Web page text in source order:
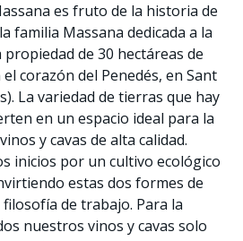
es fruto de la historia de
familia Massana dedicada a la
de 30 hectáreas de
corazón del Penedés, en Sant
La variedad de tierras que hay
en un espacio ideal para la
y cavas de alta calidad.
inicios por un cultivo ecológico
estas dos formes de
de trabajo. Para la
nuestros vinos y cavas solo